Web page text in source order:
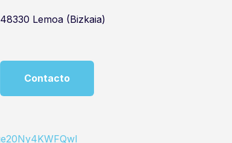
48330 Lemoa (Bizkaia)
Contacto